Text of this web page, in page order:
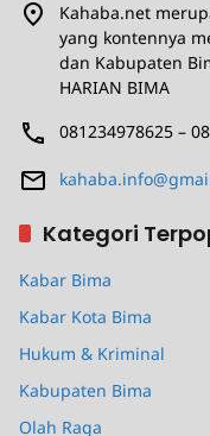
Kahaba.net
yang kontennya
dan Kabupaten
HARIAN BIMA
081234978625 –
Kategori
Kabar Bima
Kabar Kota Bima
Hukum & Kriminal
Kabupaten Bima
Olah Raga